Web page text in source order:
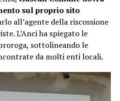
sul proprio sito
all’agente della riscossione
L’Anci ha spiegato le
sottolineando le
da molti enti locali.